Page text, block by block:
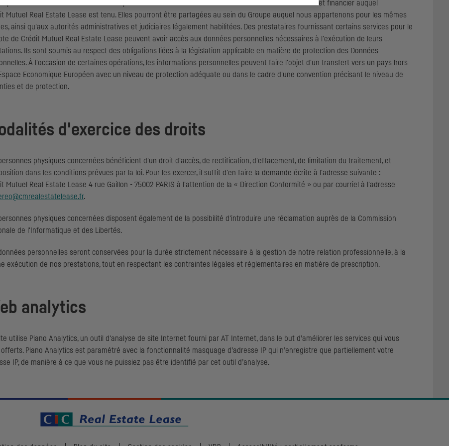
professionnel conformément aux dispositions des articles L.511-33 et suivants du Code monétaire et financier auquel
Mutuel
Real Estate Lease est tenu. Elles pourront être partagées au sein du Groupe auquel nous appartenons pour les mêmes
ainsi qu'aux autorités administratives et judiciaires légalement habilitées. Des prestataires fournissant certains services pour le
de Crédit Mutuel
Real Estate Lease peuvent avoir accès aux données personnelles nécessaires à l'exécution de leurs
Ils sont soumis au respect des obligations liées à la législation applicable en matière de protection des Données
À l'occasion de certaines opérations, les informations personnelles peuvent faire l'objet d'un transfert vers un pays hors
Economique Européen avec un niveau de protection adéquate ou dans le cadre d'une convention précisant le niveau de
et de protection.
d'exercice des droits
personnes physiques concernées bénéficient d'un droit d'accès, de rectification, d'effacement, de limitation du traitement, et
dans les conditions prévues par la loi. Pour les exercer, il suffit d'en faire la demande écrite à l'adresse suivante :
Mutuel
Real Estate Lease 4 rue Gaillon - 75002 PARIS à l'attention de la « Direction Conformité » ou par courriel à l'adresse
.
personnes physiques concernées disposent également de la possibilité d'introduire une réclamation auprès de la Commission
de l'Informatique et des Libertés.
données personnelles seront conservées pour la durée strictement nécessaire à la gestion de notre relation professionnelle, à la
exécution de nos prestations, tout en respectant les contraintes légales et réglementaires en matière de prescription.
analytics
utilise Piano Analytics, un outil d'analyse de site Internet fourni par AT Internet, dans le but d’améliorer les services qui vous
Piano Analytics est paramétré avec la fonctionnalité masquage d’adresse IP qui n’enregistre que partiellement votre
IP, de manière à ce que vous ne puissiez pas être identifié par cet outil d’analyse.